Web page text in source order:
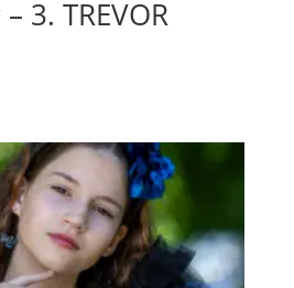
3. TREVOR